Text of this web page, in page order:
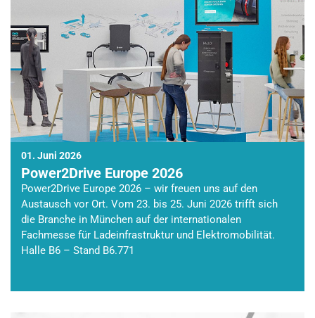
01. Juni 2026
Power2Drive Europe 2026
Power2Drive Europe 2026 – wir freuen uns auf den
Austausch vor Ort. Vom 23. bis 25. Juni 2026 trifft sich
die Branche in München auf der internationalen
Fachmesse für Ladeinfrastruktur und Elektromobilität.
Halle B6 – Stand B6.771